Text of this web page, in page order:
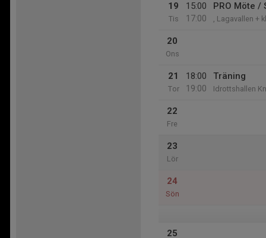
19
Tis
15:00
17:00
PRO Möte /
, Lagavallen +
20
Ons
21
Tor
18:00
19:00
Träning
Idrottshallen
22
Fre
23
Lör
24
Sön
25